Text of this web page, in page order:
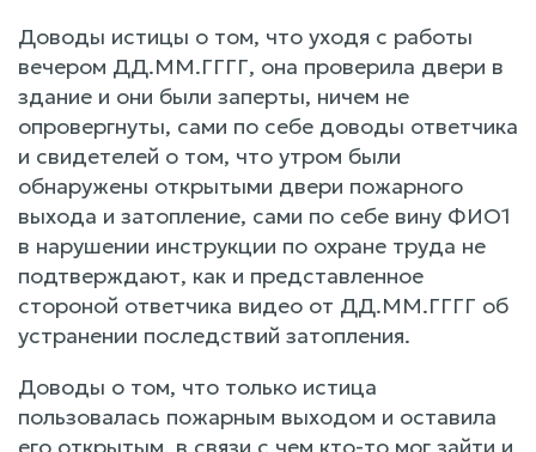
Доводы истицы о том, что уходя с работы
вечером ДД.ММ.ГГГГ, она проверила двери в
здание и они были заперты, ничем не
опровергнуты, сами по себе доводы ответчика
и свидетелей о том, что утром были
обнаружены открытыми двери пожарного
выхода и затопление, сами по себе вину ФИО1
в нарушении инструкции по охране труда не
подтверждают, как и представленное
стороной ответчика видео от ДД.ММ.ГГГГ об
устранении последствий затопления.
Доводы о том, что только истица
пользовалась пожарным выходом и оставила
его открытым, в связи с чем кто-то мог зайти и